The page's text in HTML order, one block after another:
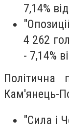
7,14%
4 262
- 7,14%
Кам'янець-
"Сила і